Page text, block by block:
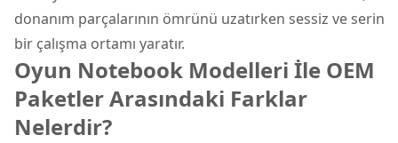
donanım parçalarının ömrünü uzatırken sessiz ve serin
bir çalışma ortamı yaratır.
Oyun Notebook Modelleri İle OEM
Paketler Arasındaki Farklar
Nelerdir?